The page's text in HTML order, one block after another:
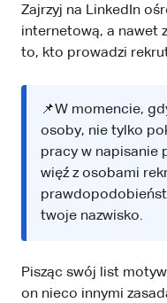
Zajrzyj na LinkedIn
internetową, a nawet
to, kto prowadzi
📌W momencie,
osoby, nie tylko
pracy w napisanie
więź z osobami
twoje nazwisko.
Pisząc swój list
on nieco innymi